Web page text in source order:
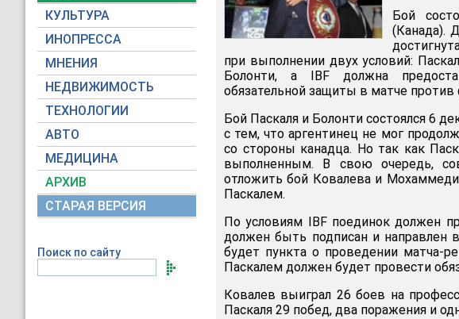
КУЛЬТУРА
ИНОПРЕССА
МНЕНИЯ
НЕДВИЖИМОСТЬ
ТЕХНОЛОГИИ
АВТО
МЕДИЦИНА
АРХИВ
СТАРАЯ ВЕРСИЯ
Поиск по сайту
Бой
(Канада).
при выполнении двух условий:
Болонти, а IBF должна
обязательной защиты в матче
Бой Паскаля и Болонти состоялся 6
с тем, что аргентинец не мог
со стороны канадца. Но так как
выполненным. В свою очередь,
отложить бой Ковалева и
Паскалем.
По условиям IBF поединок должен
должен быть подписан и направлен
будет пункта о проведении матча-
Паскалем должен будет провести
Ковалев выиграл 26 боев на
Паскаля 29 побед, два поражения и